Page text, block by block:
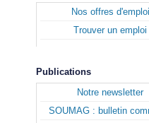
Nos offres d'emploi
Trouver un emploi
Publications
Notre newsletter
SOUMAG : bulletin